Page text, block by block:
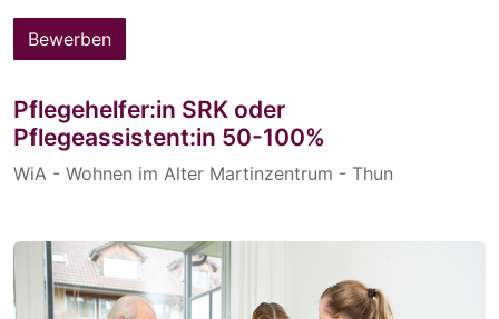
Bewerben
Pflegehelfer:in SRK oder
Pflegeassistent:in 50-100%
WiA - Wohnen im Alter Martinzentrum - Thun